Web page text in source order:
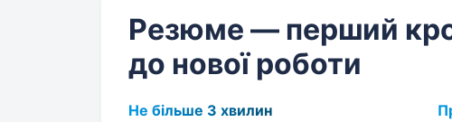
Резюме — перший
до нової роботи
Не більше 3 хвилин